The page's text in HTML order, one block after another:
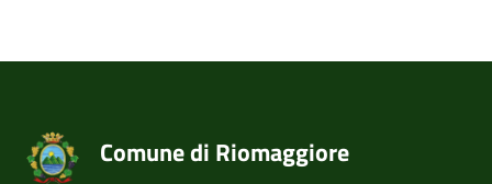
Comune di Riomaggiore